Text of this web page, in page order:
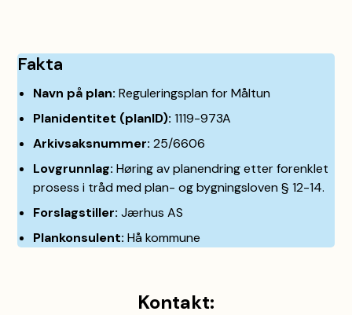
Fakta
Navn på plan: Reguleringsplan for Måltun
Planidentitet (planID): 1119-973A
Arkivsaksnummer: 25/6606
Lovgrunnlag: Høring av planendring etter forenklet
prosess i tråd med plan- og bygningsloven § 12-14.
Forslagstiller: Jærhus AS
Plankonsulent: Hå kommune
Kontakt: